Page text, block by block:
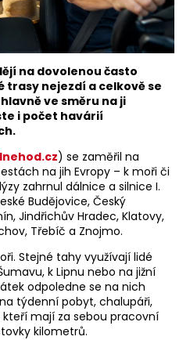
na dovolenou často
trasy nejezdí a celkově se
ve směru na ji
i počet havárií
) se zaměřil na
na jih Evropy – k moři či
zahrnul dálnice a silnice I.
Budějovice, Český
Jindřichův Hradec, Klatovy,
Třebíč a Znojmo.
Stejné tahy využívají lidé
k Lipnu nebo na jižní
odpoledne se na nich
týdenní pobyt, chalupáři,
mají za sebou pracovní
kilometrů.